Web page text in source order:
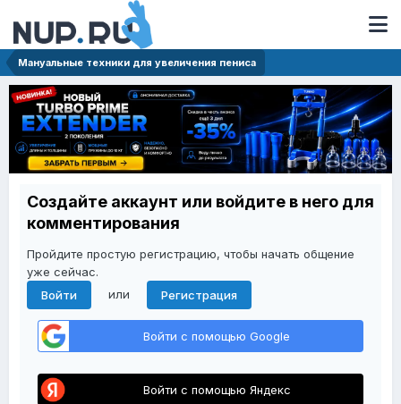
Мануальные техники для увеличения пениса
Создайте аккаунт или войдите в него для
комментирования
Пройдите простую регистрацию, чтобы начать общение
уже сейчас.
Войти
или Регистрация
Войти с помощью Google
Войти с помощью Яндекс